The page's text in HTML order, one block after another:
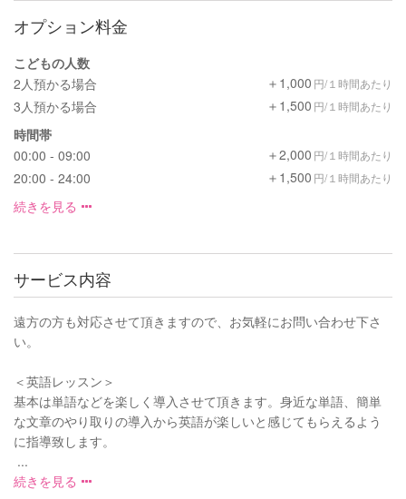
オプション料金
こどもの人数
2人預かる場合
＋1,000 円/１時間あたり
3人預かる場合 ＋1,500 円/１時間あたり
時間帯
00:00 - 09:00
＋2,000 円/１時間あたり
20:00 - 24:00 ＋1,500 円/１時間あたり
続きを見る
サービス内容
遠方の方も対応させて頂きますので、お気軽にお問い合わせ下さ
い。
＜英語レッスン＞
基本は単語などを楽しく導入させて頂きます。身近な単語、簡単
な文章のやり取りの導入から英語が楽しいと感じてもらえるよう
に指導致します。
...
続きを見る